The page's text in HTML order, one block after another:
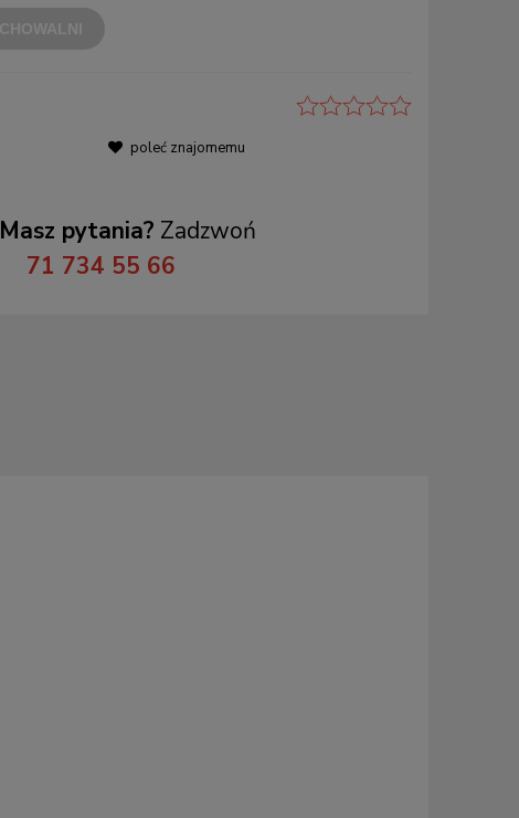
poleć znajomemu
Masz pytania? Zadzwoń
71 734 55 66